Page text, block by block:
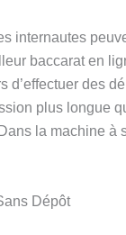
internautes
baccarat en
d’effectuer des
plus longue
la machine à
Dépôt